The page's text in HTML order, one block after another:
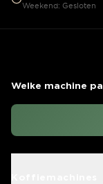
Weekend: Gesloten
Welke machine